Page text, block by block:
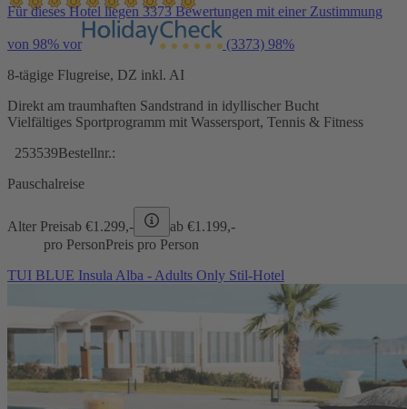
Für dieses Hotel liegen 3373 Bewertungen mit einer Zustimmung
von 98% vor (3373) 98%
8-tägige Flugreise, DZ inkl. AI
Direkt am traumhaften Sandstrand in idyllischer Bucht
Vielfältiges Sportprogramm mit Wassersport, Tennis & Fitness
253539Bestellnr.:
Pauschalreise
Alter Preisab €1.299,- ab €1.199,-
pro PersonPreis pro Person
TUI BLUE Insula Alba - Adults Only Stil-Hotel